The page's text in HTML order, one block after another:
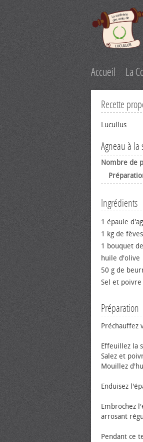
Accueil La
Recette
Lucullus
Agneau à la
Nombre de
Ingrédients
1 épaule
1 kg de
1 bouquet
huile d'olive
50 g de
Sel et poivre
Préparation
Préchauffez
Effeuillez la
Salez et
Mouillez
Enduisez
Embrochez
arrosant
Pendant ce